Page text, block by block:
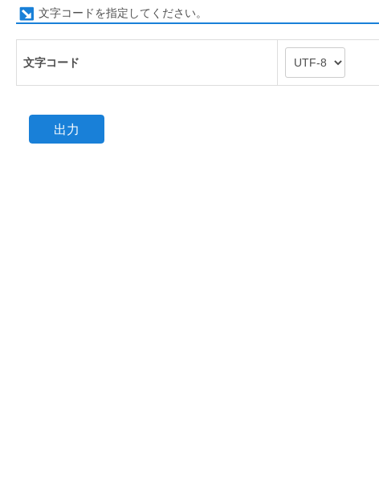
文字コードを指定してください。
文字コード